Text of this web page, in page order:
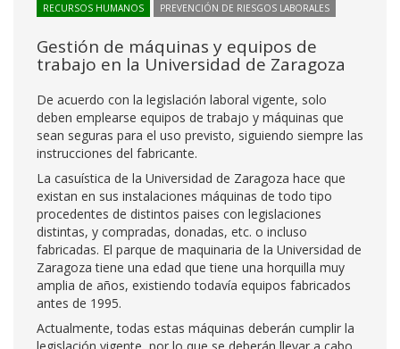
RECURSOS HUMANOS PREVENCIÓN DE RIESGOS LABORALES
Gestión de máquinas y equipos de
trabajo en la Universidad de Zaragoza
De acuerdo con la legislación laboral vigente, solo
deben emplearse equipos de trabajo y máquinas que
sean seguras para el uso previsto, siguiendo siempre las
instrucciones del fabricante.
La casuística de la Universidad de Zaragoza hace que
existan en sus instalaciones máquinas de todo tipo
procedentes de distintos paises con legislaciones
distintas, y compradas, donadas, etc. o incluso
fabricadas. El parque de maquinaria de la Universidad de
Zaragoza tiene una edad que tiene una horquilla muy
amplia de años, existiendo todavía equipos fabricados
antes de 1995.
Actualmente, todas estas máquinas deberán cumplir la